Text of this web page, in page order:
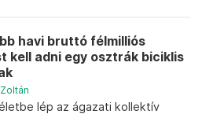
havi bruttó félmilliós
kell adni egy osztrák biciklis
lép az ágazati kollektív